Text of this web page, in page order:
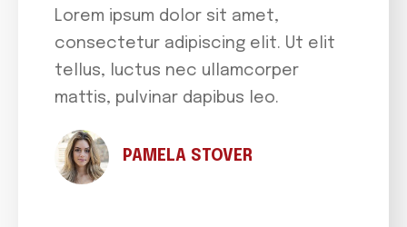
Lorem ipsum dolor sit amet,
consectetur adipiscing elit. Ut elit
tellus, luctus nec ullamcorper
mattis, pulvinar dapibus leo.
PAMELA STOVER